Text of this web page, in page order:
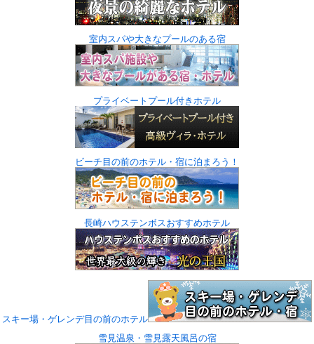
室内スパや大きなプールのある宿
プライベートプール付きホテル
ビーチ目の前のホテル・宿に泊まろう！
長崎ハウステンボスおすすめホテル
スキー場・ゲレンデ目の前のホテル
雪見温泉・雪見露天風呂の宿